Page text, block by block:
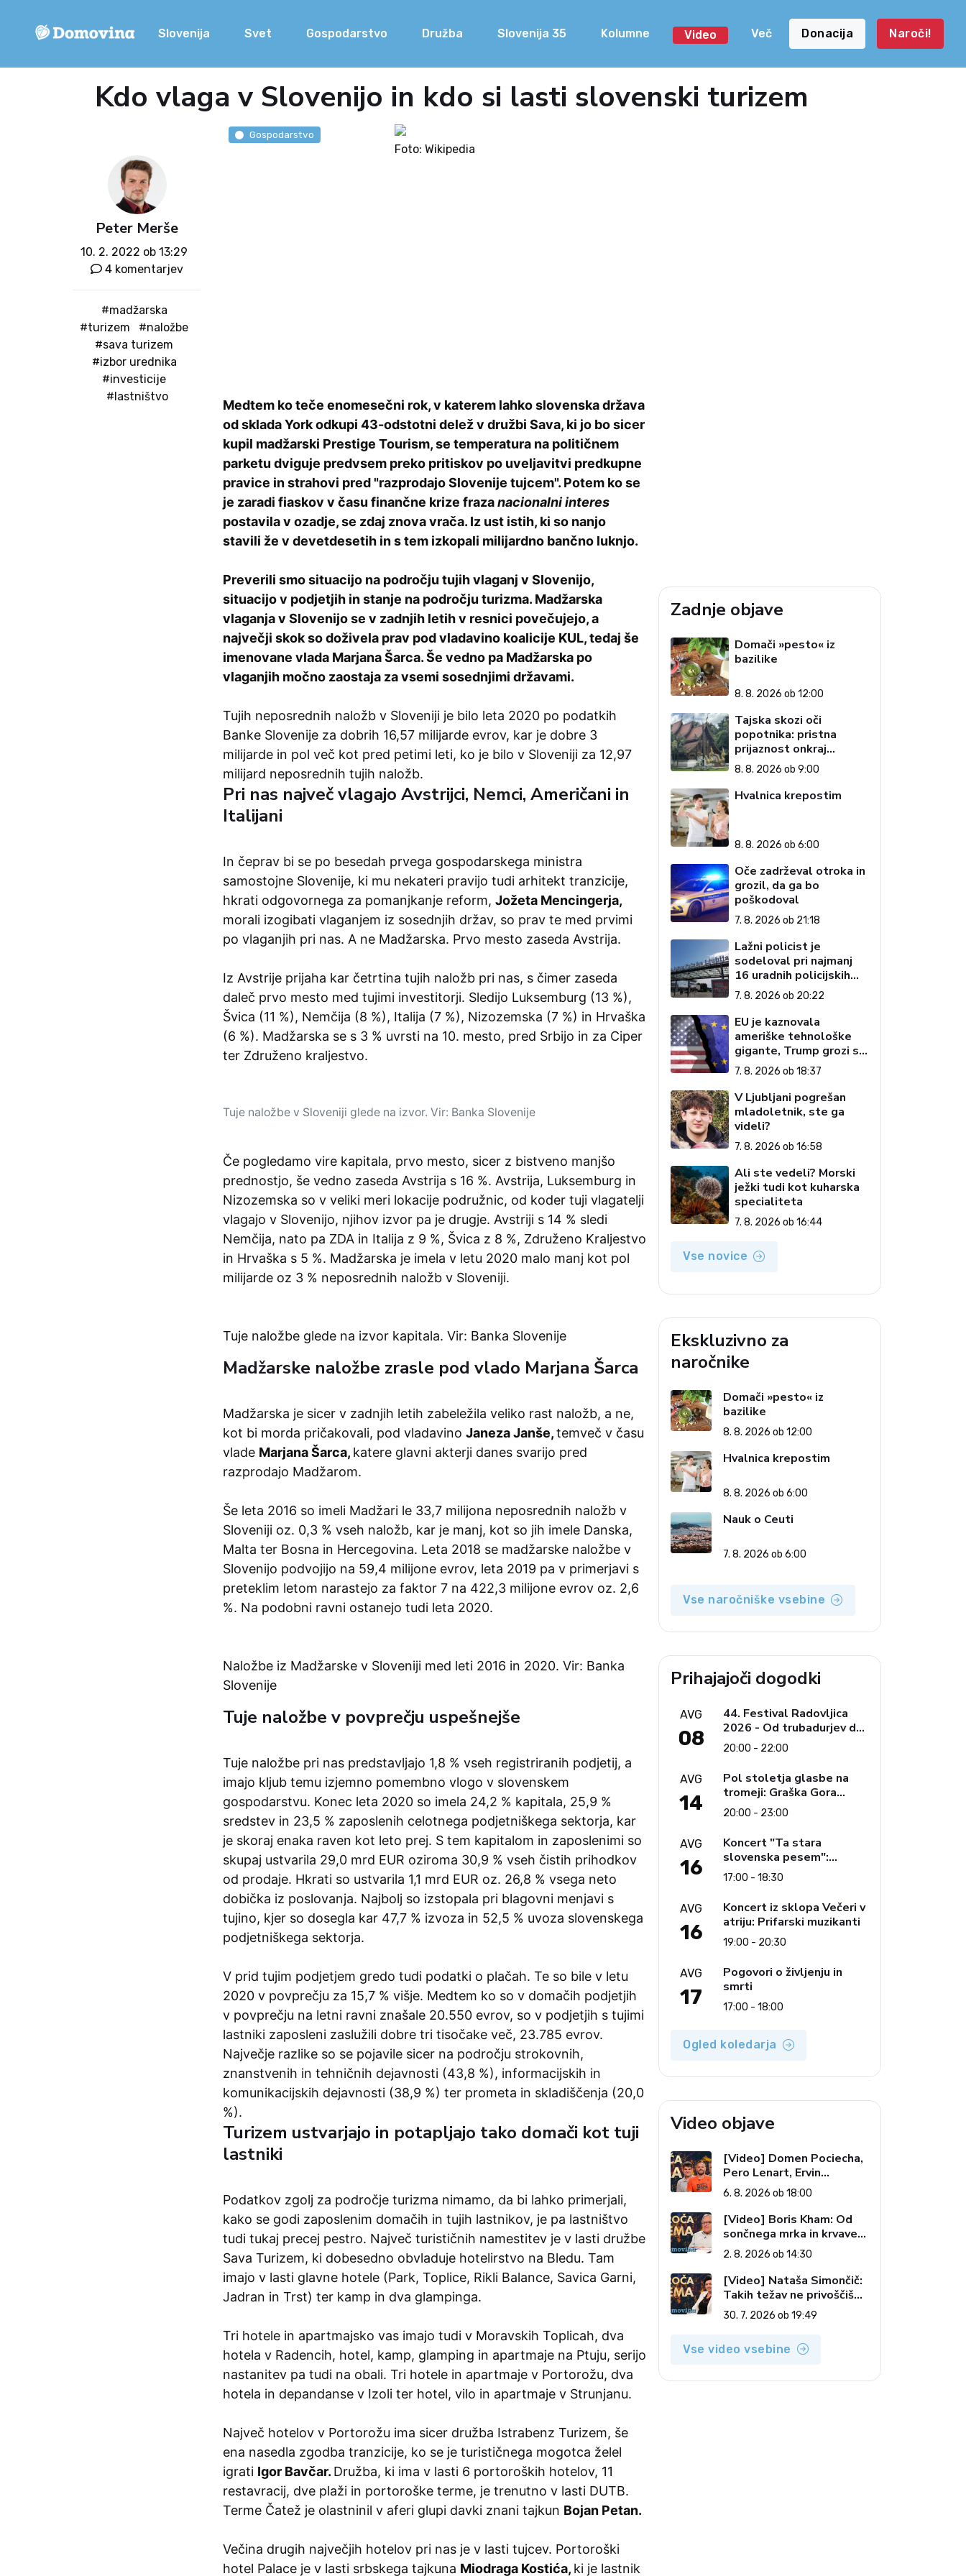
Slovenija Svet Gospodarstvo Družba Slovenija 35 Kolumne Video Več Donacija Naroči!
Kdo vlaga v Slovenijo in kdo si lasti slovenski turizem
Peter Merše
10. 2. 2022 ob 13:29
4 komentarjev
#madžarska
#turizem
#naložbe
#sava turizem
#izbor urednika
#investicije
#lastništvo
Foto: Wikipedia
Gospodarstvo
Medtem ko teče enomesečni rok, v katerem lahko slovenska država
od sklada York odkupi 43-odstotni delež v družbi Sava, ki jo bo sicer
kupil madžarski Prestige Tourism, se temperatura na političnem
parketu dviguje predvsem preko pritiskov po uveljavitvi predkupne
pravice in strahovi pred "razprodajo Slovenije tujcem". Potem ko se
je zaradi fiaskov v času finančne krize frazanacionalni interes
postavila v ozadje, se zdaj znova vrača. Iz ust istih, ki so nanjo
stavili že v devetdesetih in s tem izkopali milijardno bančno luknjo.
Preverili smo situacijo na področju tujih vlaganj v Slovenijo,
situacijo v podjetjih in stanje na področju turizma. Madžarska
vlaganja v Slovenijo se v zadnjih letih v resnici povečujejo, a
največji skok so doživela prav pod vladavino koalicije KUL, tedaj še
imenovane vlada Marjana Šarca.Še vedno pa Madžarska po
vlaganjih močno zaostaja za vsemi sosednjimi državami.
Tujih neposrednih naložb v Sloveniji je bilo leta 2020 po podatkih
Banke Slovenije za dobrih 16,57 milijarde evrov, kar je dobre 3
milijarde in pol več kot pred petimi leti, ko je bilo v Sloveniji za 12,97
milijard neposrednih tujih naložb.
Pri nas največ vlagajo Avstrijci, Nemci, Američani in
Italijani
In čeprav bi se po besedah prvega gospodarskega ministra
samostojne Slovenije, ki mu nekateri pravijo tudi arhitekt tranzicije,
hkrati odgovornega za pomanjkanje reform, Jožeta Mencingerja,
morali izogibati vlaganjem iz sosednjih držav, so prav te med prvimi
po vlaganjih pri nas. A ne Madžarska. Prvo mesto zaseda Avstrija.
Iz Avstrije prijaha kar četrtina tujih naložb pri nas, s čimer zaseda
daleč prvo mesto med tujimi investitorji. Sledijo Luksemburg (13 %),
Švica (11 %), Nemčija (8 %), Italija (7 %), Nizozemska (7 %) in Hrvaška
(6 %). Madžarska se s 3 % uvrsti na 10. mesto, pred Srbijo in za Ciper
ter Združeno kraljestvo.
Tuje naložbe v Sloveniji glede na izvor. Vir: Banka Slovenije
Če pogledamo vire kapitala, prvo mesto, sicer z bistveno manjšo
prednostjo, še vedno zaseda Avstrija s 16 %. Avstrija, Luksemburg in
Nizozemska so v veliki meri lokacije podružnic, od koder tuji vlagatelji
vlagajo v Slovenijo, njihov izvor pa je drugje. Avstriji s 14 % sledi
Nemčija, nato pa ZDA in Italija z 9 %, Švica z 8 %, Združeno Kraljestvo
in Hrvaška s 5 %. Madžarska je imela v letu 2020 malo manj kot pol
milijarde oz 3 % neposrednih naložb v Sloveniji.
Tuje naložbe glede na izvor kapitala. Vir: Banka Slovenije
Madžarske naložbe zrasle pod vlado Marjana Šarca
Madžarska je sicer v zadnjih letih zabeležila veliko rast naložb, a ne,
kot bi morda pričakovali, pod vladavino Janeza Janše,temveč v času
vlade Marjana Šarca, katere glavni akterji danes svarijo pred
razprodajo Madžarom.
Še leta 2016 so imeli Madžari le 33,7 milijona neposrednih naložb v
Sloveniji oz. 0,3 % vseh naložb, kar je manj, kot so jih imele Danska,
Malta ter Bosna in Hercegovina. Leta 2018 se madžarske naložbe v
Slovenijo podvojijo na 59,4 milijone evrov, leta 2019 pa v primerjavi s
preteklim letom narastejo za faktor 7 na 422,3 milijone evrov oz. 2,6
%. Na podobni ravni ostanejo tudi leta 2020.
Naložbe iz Madžarske v Sloveniji med leti 2016 in 2020. Vir: Banka
Slovenije
Tuje naložbe v povprečju uspešnejše
Tuje naložbe pri nas predstavljajo 1,8 % vseh registriranih podjetij, a
imajo kljub temu izjemno pomembno vlogo v slovenskem
gospodarstvu. Konec leta 2020 so imela 24,2 % kapitala, 25,9 %
sredstev in 23,5 % zaposlenih celotnega podjetniškega sektorja, kar
je skoraj enaka raven kot leto prej. S tem kapitalom in zaposlenimi so
skupaj ustvarila 29,0 mrd EUR oziroma 30,9 % vseh čistih prihodkov
od prodaje. Hkrati so ustvarila 1,1 mrd EUR oz. 26,8 % vsega neto
dobička iz poslovanja. Najbolj so izstopala pri blagovni menjavi s
tujino, kjer so dosegla kar 47,7 % izvoza in 52,5 % uvoza slovenskega
podjetniškega sektorja.
V prid tujim podjetjem gredo tudi podatki o plačah. Te so bile v letu
2020 v povprečju za 15,7 % višje. Medtem ko so v domačih podjetjih
v povprečju na letni ravni znašale 20.550 evrov, so v podjetjih s tujimi
lastniki zaposleni zaslužili dobre tri tisočake več, 23.785 evrov.
Največje razlike so se pojavile sicer na področju strokovnih,
znanstvenih in tehničnih dejavnosti (43,8 %), informacijskih in
komunikacijskih dejavnosti (38,9 %) ter prometa in skladiščenja (20,0
%).
Turizem ustvarjajo in potapljajo tako domači kot tuji
lastniki
Podatkov zgolj za področje turizma nimamo, da bi lahko primerjali,
kako se godi zaposlenim domačih in tujih lastnikov, je pa lastništvo
tudi tukaj precej pestro. Največ turističnih namestitev je v lasti družbe
Sava Turizem, ki dobesedno obvladuje hotelirstvo na Bledu. Tam
imajo v lasti glavne hotele (Park, Toplice, Rikli Balance, Savica Garni,
Jadran in Trst) ter kamp in dva glampinga.
Tri hotele in apartmajsko vas imajo tudi v Moravskih Toplicah, dva
hotela v Radencih, hotel, kamp, glamping in apartmaje na Ptuju, serijo
nastanitev pa tudi na obali. Tri hotele in apartmaje v Portorožu, dva
hotela in depandanse v Izoli ter hotel, vilo in apartmaje v Strunjanu.
Največ hotelov v Portorožu ima sicer družba Istrabenz Turizem, še
ena nasedla zgodba tranzicije, ko se je turističnega mogotca želel
igrati Igor Bavčar. Družba, ki ima v lasti 6 portoroških hotelov, 11
restavracij, dve plaži in portoroške terme, je trenutno v lasti DUTB.
Terme Čatež je olastninil v aferi glupi davki znani tajkun Bojan Petan.
Večina drugih največjih hotelov pri nas je v lasti tujcev. Portoroški
hotel Palace je v lasti srbskega tajkuna Miodraga Kostića, ki je lastnik
Zadnje objave
Domači »pesto« iz
bazilike
8. 8. 2026 ob 12:00
Tajska skozi oči
popotnika: pristna
prijaznost onkraj
razglednic (1. del)
8. 8. 2026 ob 9:00
Hvalnica krepostim
8. 8. 2026 ob 6:00
Oče zadrževal otroka in
grozil, da ga bo
poškodoval
7. 8. 2026 ob 21:18
Lažni policist je
sodeloval pri najmanj
16 uradnih policijskih
postopkih
7. 8. 2026 ob 20:22
EU je kaznovala
ameriške tehnološke
gigante, Trump grozi s
carinami
7. 8. 2026 ob 18:37
V Ljubljani pogrešan
mladoletnik, ste ga
videli?
7. 8. 2026 ob 16:58
Ali ste vedeli? Morski
ježki tudi kot kuharska
specialiteta
7. 8. 2026 ob 16:44
Vse novice
Ekskluzivno za
naročnike
Domači »pesto« iz
bazilike
8. 8. 2026 ob 12:00
Hvalnica krepostim
8. 8. 2026 ob 6:00
Nauk o Ceuti
7. 8. 2026 ob 6:00
Vse naročniške vsebine
Prihajajoči dogodki
AVG
08
44. Festival Radovljica
2026 - Od trubadurjev do
Brahmsa
20:00 - 22:00
AVG
14
Pol stoletja glasbe na
tromeji: Graška Gora
obeležuje 50. jubilejni
festival narodno-zabavne
glasbe
20:00 - 23:00
AVG
16
Koncert "Ta stara
slovenska pesem":
Ljudski pevci Jezerci
17:00 - 18:30
AVG
16
Koncert iz sklopa Večeri v
atriju: Prifarski muzikanti
19:00 - 20:30
AVG
17
Pogovori o življenju in
smrti
17:00 - 18:00
Ogled koledarja
Video objave
[Video] Domen Pociecha,
Pero Lenart, Ervin
Kostanjšek: Šport
specialcev (Vroča tema, 6.
8. 2026)
6. 8. 2026 ob 18:00
[Video] Boris Kham: Od
sončnega mrka in krvave
lune do slovenskih
pečatov v vesolju (Vroča
tema, 2. 8. 2026)
2. 8. 2026 ob 14:30
[Video] Nataša Simončič:
Takih težav ne privoščiš
nikomur (Vroča tema, 30.
7. 2026)
30. 7. 2026 ob 19:49
Vse video vsebine